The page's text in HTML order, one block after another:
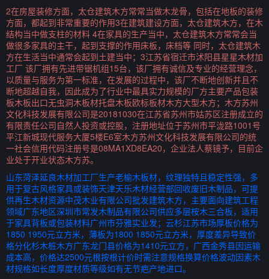
2在房屋装修方面，太仓建筑木方常常当做木龙骨，包括在地板的装修
方面，都起到非常重要的作用3在建筑建设方面，太仓建筑木方，在木
结构当中做支柱的材料 4在家具的生产当中，太仓建筑木方常常会当
做很多家具的主干，起到支撑的作用床板，床档等 同时，太仓建筑木
方在生活当中通常会起到土建当中；3江苏省宿迁市沭阳县星星木材加
工厂 该厂拥有先进带锯机组15台，该厂拥有诚信及专业的经营理念，
以质量与服务为第一标准，在发展的过程中，该厂不断地创新并且不
断地超越自我，因此成为了行业中最具实力规模的厂方主要产品包装
板木板出口无虫洞木板材托盘木板欧标板材木方大型木方；木方苏州
文化科技发展有限公司是20181030在江苏省苏州市姑苏区注册成立的
有限责任公司自然人投资或控股，注册地址位于苏州市平泷路1001号
平江新城现代服务大厦5楼E6室木方苏州文化科技发展有限公司的统
一社会信用代码注册号是08MA1XD8EA20，企业法人蔡镜予，目前企
业处于开业状态木方苏。
山东菏泽延良木材加工厂生产老榆木板材，纹理独特且稳定性强，多
用于复古风格家具或装饰天津天乐木材经营部回收废旧木制品，可提
供再生木材资源中茂木业有限公司批发建筑木方，主要面向建筑工程
领域广东地区深圳市常发木制品有限公司供应多层桉木三合板，适用
于家具背板或包装材料广州市芬雅实业发；云杉江苏市场厚板价格为
1850 1950元立方米，薄板为1800 1850元立方米，厚度差异导致价
格分化杉木桩木方广东龙门县价格为1410元立方，广西金秀县因运输
成本高，价格达2500元根按根计价时需注意规格换算价格波动因素木
材规格如长度厚度材质等级如有无节疤产地进口。